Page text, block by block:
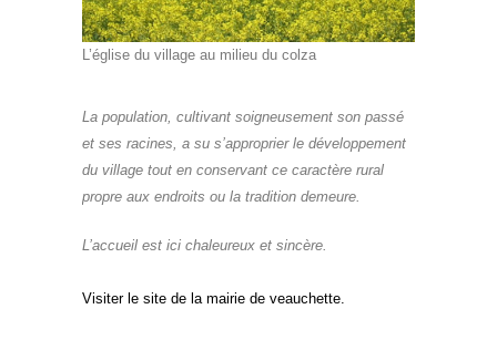
L’église du village au milieu du colza
La population, cultivant soigneusement son passé
et ses racines, a su s’approprier le développement
du village tout en conservant ce caractère rural
propre aux endroits ou la tradition demeure.
L’accueil est ici chaleureux et sincère.
Visiter le site de la mairie de veauchette.